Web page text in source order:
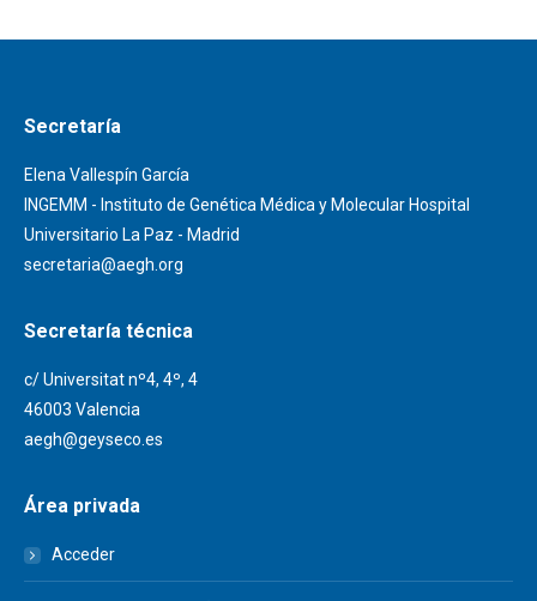
Secretaría
Elena Vallespín García
INGEMM - Instituto de Genética Médica y Molecular Hospital
Universitario La Paz - Madrid
secretaria@aegh.org
Secretaría técnica
c/ Universitat nº4, 4º, 4
46003 Valencia
aegh@geyseco.es
Área privada
Acceder